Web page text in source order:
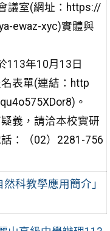
議室(網址：https://
ewaz-xyc)實體與
113年10月13日
名表單(連結：http
。
義，請洽本校實研
：（02）2281-756
然科教學應用簡介」